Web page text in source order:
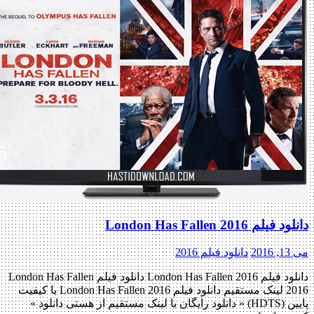
دانلود فیلم London Has Fallen 2016
می 13, 2016 دانلود فیلم 2016
دانلود فیلم London Has Fallen 2016 دانلود فیلم London Has Fallen
2016 لینک مستقیم دانلود فیلم London Has Fallen 2016 با کیفیت
پایین (HDTS) « دانلود رایگان با لینک مستقیم از هستی دانلود »